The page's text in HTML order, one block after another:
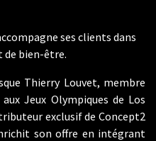
ses clients dans
de bien-être.
Thierry Louvet, membre
Jeux Olympiques de Los
exclusif de Concept2
son offre en intégrant